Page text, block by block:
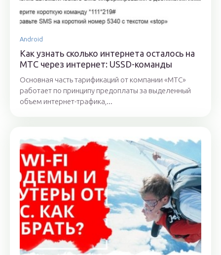
Android
Как узнать сколько интернета осталось на
МТС через интернет: USSD-команды
Основная часть тарификаций от компании «МТС»
работает по принципу предоплаты за выделенный
объем интернет-трафика,...